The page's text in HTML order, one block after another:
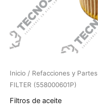
Inicio / Refacciones y Partes
FILTER (558000601P)
Filtros de aceite